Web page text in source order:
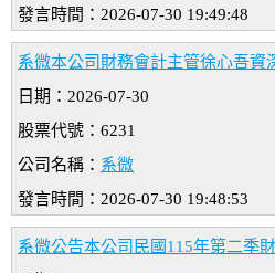
發言時間：2026-07-30 19:49:48
系微本公司財務會計主管徐心吾資
日期：2026-07-30
股票代號：6231
公司名稱： 系微
發言時間：2026-07-30 19:48:53
系微公告本公司民國115年第二季